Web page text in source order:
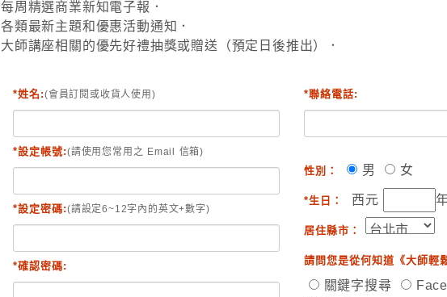
每周精選商業新知電子報．
各類最新主題和優惠活動通知．
大師講座相關的優先好禮抽獎或贈送（預定日後推出）．
*姓名:(會員訂閱或收貨人使用)
*設定帳號:(請使用您常用之 Email 信箱)
*設定密碼:(請設定6~12字內的英文+數字)
*確認密碼:
*聯絡電話:
性別： 男 女
*生日： 西元
居住縣市：
請問您是從何知道《大師輕
關鍵字搜尋